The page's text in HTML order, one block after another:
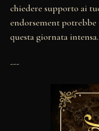
chiedere supporto ai
endorsement potrebbe
questa giornata intensa.
---